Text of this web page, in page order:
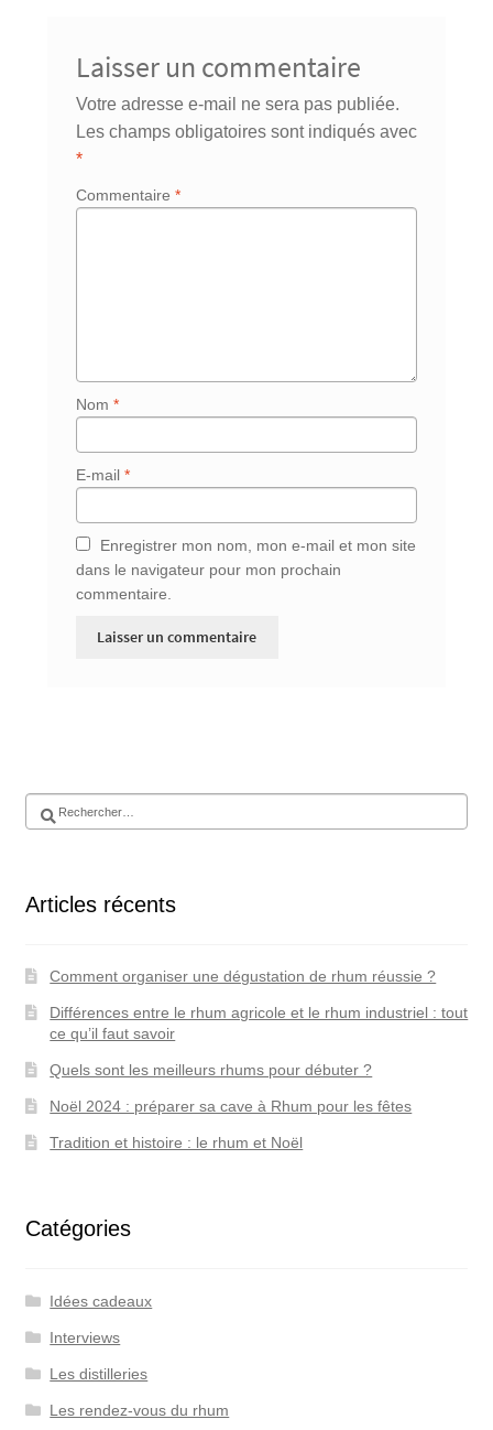
Laisser un commentaire
Votre adresse e-mail ne sera pas publiée.
Les champs obligatoires sont indiqués avec
*
Commentaire *
Nom *
E-mail *
Enregistrer mon nom, mon e-mail et mon site
dans le navigateur pour mon prochain
commentaire.
Rechercher :
Articles récents
Comment organiser une dégustation de rhum réussie ?
Différences entre le rhum agricole et le rhum industriel : tout
ce qu’il faut savoir
Quels sont les meilleurs rhums pour débuter ?
Noël 2024 : préparer sa cave à Rhum pour les fêtes
Tradition et histoire : le rhum et Noël
Catégories
Idées cadeaux
Interviews
Les distilleries
Les rendez-vous du rhum